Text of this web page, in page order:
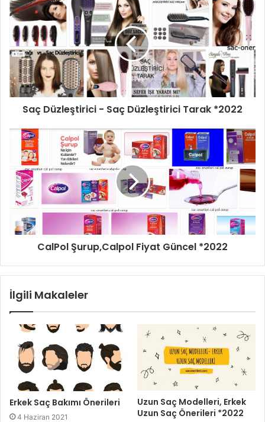
Saç Düzleştirici - Saç Düzleştirici Tarak *2022
CalPol Şurup,Calpol Fiyat Güncel *2022
İlgili Makaleler
Erkek Saç Bakımı Önerileri
4 Haziran 2021
Uzun Saç Modelleri, Erkek
Uzun Saç Önerileri *2022